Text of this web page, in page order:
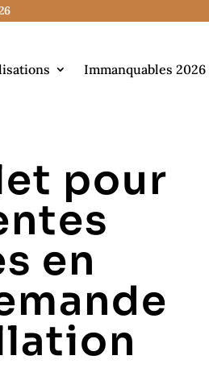
Immanquables 2026
pour
en